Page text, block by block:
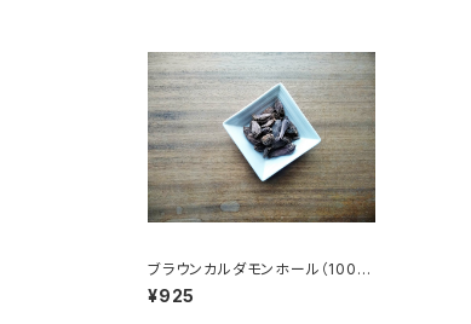
ブラウンカルダモンホール（100
g）
¥925